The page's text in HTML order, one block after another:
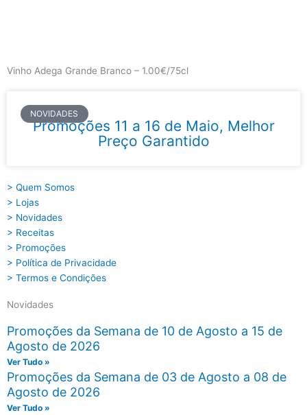
Vinho Adega Grande Branco – 1.00€/75cl
NOVIDADES
Promoções 11 a 16 de Maio, Melhor
Preço Garantido
> Quem Somos
> Lojas
> Novidades
> Receitas
> Promoções
> Política de Privacidade
> Termos e Condições
Novidades
Promoções da Semana de 10 de Agosto a 15 de
Agosto de 2026
Ver Tudo »
Promoções da Semana de 03 de Agosto a 08 de
Agosto de 2026
Ver Tudo »